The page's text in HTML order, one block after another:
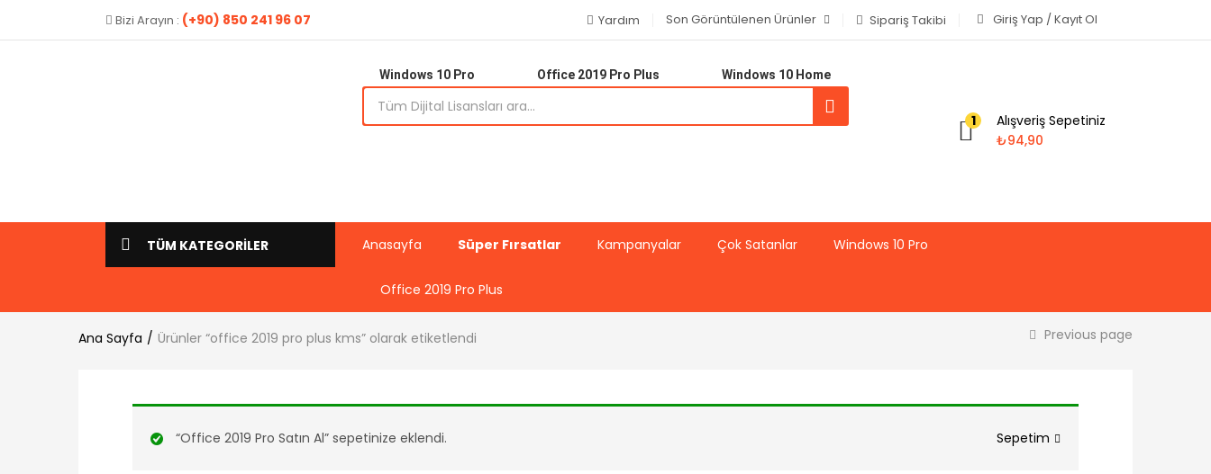
Bizi Arayın : (+90) 850 241 96 07 Yardım Son Görüntülenen Ürünler Sipariş Takibi Giriş Yap / Kayıt Ol
Windows 10 Pro Office 2019 Pro Plus Windows 10 Home
1
Alışveriş Sepetiniz
₺94,90
TÜM KATEGORİLER Anasayfa Süper Fırsatlar Kampanyalar Çok Satanlar Windows 10 Pro
Office 2019 Pro Plus
Ana Sayfa Ürünler “office 2019 pro plus kms” olarak etiketlendi Previous page
“Office 2019 Pro Satın Al” sepetinize eklendi. Sepetim